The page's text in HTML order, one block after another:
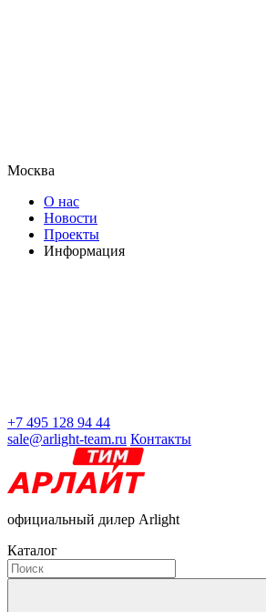
Москва
О нас
Новости
Проекты
Информация
+7 495 128 94 44
sale@arlight-team.ru Контакты
официальный дилер Arlight
Каталог